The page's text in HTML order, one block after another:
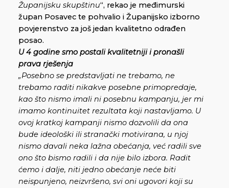
Županijsku skupštinu“, rekao je međimurski
župan Posavec te pohvalio i Županijsko izborno
povjerenstvo za još jedan kvalitetno odrađen
posao.
U 4 godine smo postali kvalitetniji i pronašli
prava rješenja
„Posebno se predstavljati ne trebamo, ne
trebamo raditi nikakve posebne primopredaje,
kao što nismo imali ni posebnu kampanju, jer mi
imamo kontinuitet rezultata koji nastavljamo. U
ovoj kratkoj kampanji nismo dozvolili da ona
bude ideološki ili stranački motivirana, u njoj
nismo davali neka lažna obećanja, već radili sve
ono što bismo radili i da nije bilo izbora. Radit
ćemo i dalje, niti jedno obećanje neće biti
neispunjeno, neizvršeno, svi oni ugovori koji su